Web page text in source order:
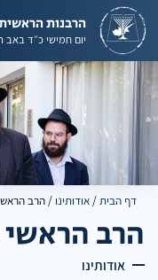
הרבנות
יום חמישיכ״ד באב
דף הבית/אודותינו /הרב
הרב
אודותינו